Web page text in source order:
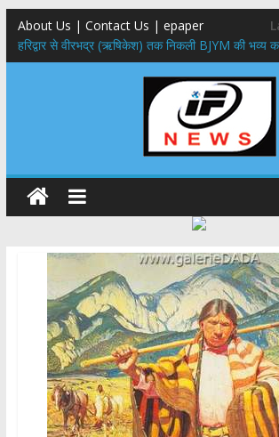
About Us | Contact Us | epaper
​हरिद्वार से वीरभद्र (ऋषिकेश) तक निकली BJYM की भव्य
सूर्या ने की देश व प्रदेशवासियों के कल्याण की कामना
नंदा की चौकी पुल हादसा: PWD के EE, AE और JE निलंबित,
मुख्यमंत्री ने 9 लाख 87 हजार17 पेंशन लाभार्थियों को कुल
राष्ट्रीय हथकरघा दिवस पर मुख्यमंत्री धामी ने उत्कृष्ट
कारीगरों को किया सम्मानित
​धामी कैबिनेट का बड़ा फैसला: पशुपालकों को 60% तक
हरिद्वार तक होगा विस्तार